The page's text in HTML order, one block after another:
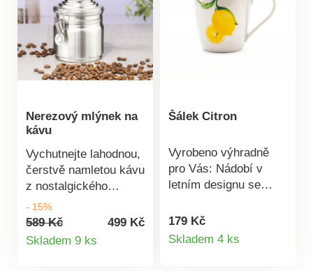
design Lžička
součástí Objem 350
Nerezový mlýnek na
kávu
Vychutnejte lahodnou,
čerstvě namletou kávu
z nostalgického
kávomlýnku. Ruční
mlýnek je vyroben z
nerezové oceli s
- 15%
589 Kč
499 Kč
Skladem 9 ks
Šálek Citron
Vyrobeno výhradně
pro Vás: Nádobí v
letním designu se
Vaši snídani a
posezení u kávy.
179 Kč
Skladem 4 ks